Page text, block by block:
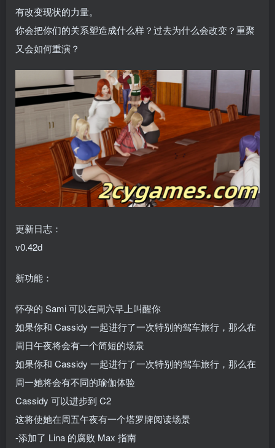
有改变现状的力量。
你会把你们的关系塑造成什么样？过去为什么会改变？重聚
又会如何重演？
更新日志：
v0.42d
新功能：
怀孕的 Sami 可以在周六早上叫醒你
如果你和 Cassidy 一起进行了一次特别的驾车旅行，那么在
周日午夜将会有一个简短的场景
如果你和 Cassidy 一起进行了一次特别的驾车旅行，那么在
周一她将会有不同的瑜伽体验
Cassidy 可以进步到 C2
这将使她在周五午夜有一个塔罗牌阅读场景
-添加了 Lina 的腐败 Max 指南